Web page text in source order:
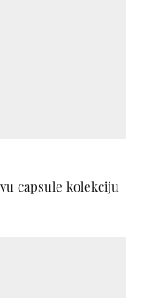
capsule kolekciju